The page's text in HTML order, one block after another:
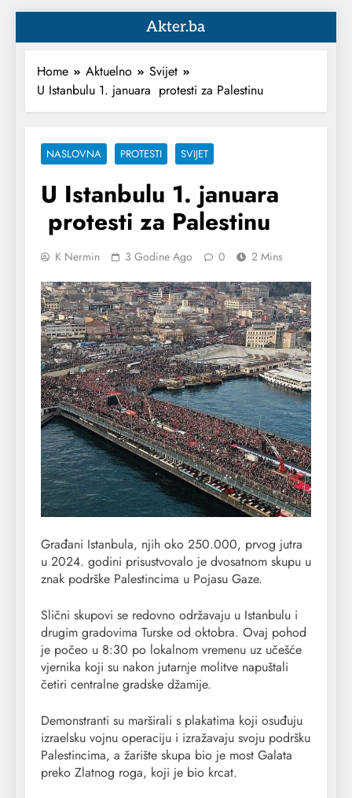
Akter.ba
Home Aktuelno
Svijet
U Istanbulu 1. januara protesti za Palestinu
NASLOVNA PROTESTI SVIJET
U Istanbulu 1. januara
protesti za Palestinu
K Nermin 3 Godine Ago 0 2 Mins
Građani Istanbula, njih oko 250.000, prvog jutra
u 2024. godini prisustvovalo je dvosatnom skupu u
znak podrške Palestincima u Pojasu Gaze.
Slični skupovi se redovno održavaju u Istanbulu i
drugim gradovima Turske od oktobra. Ovaj pohod
je počeo u 8:30 po lokalnom vremenu uz učešće
vjernika koji su nakon jutarnje molitve napuštali
četiri centralne gradske džamije.
Demonstranti su marširali s plakatima koji osuđuju
izraelsku vojnu operaciju i izražavaju svoju podršku
Palestincima, a žarište skupa bio je most Galata
preko Zlatnog roga, koji je bio krcat.